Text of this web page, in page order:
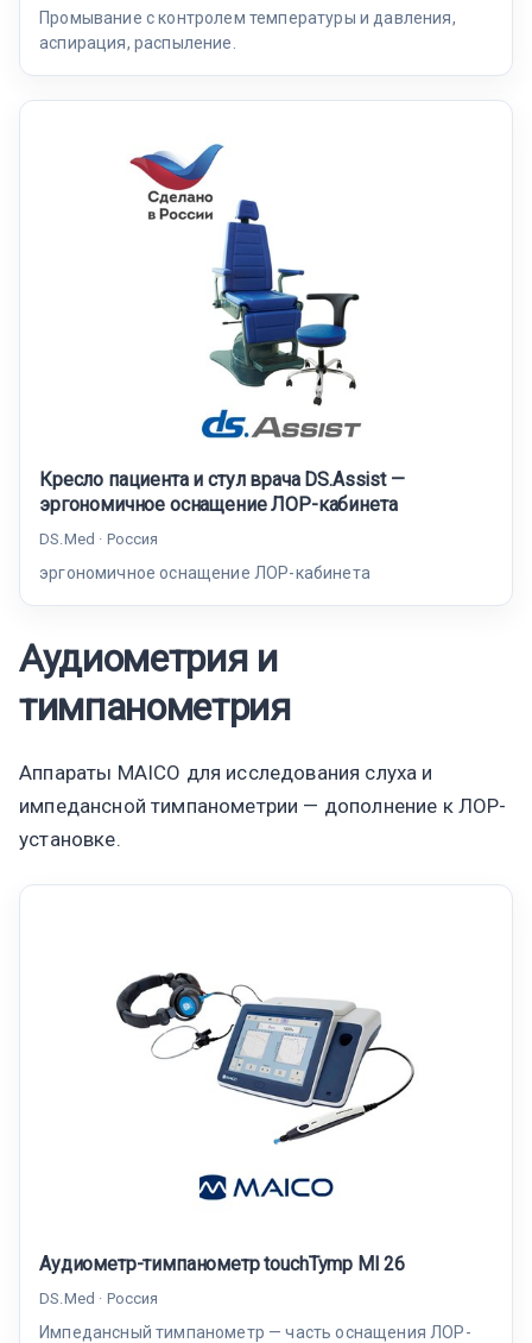
Промывание с контролем температуры и давления,
аспирация, распыление.
Кресло пациента и стул врача DS.Assist —
эргономичное оснащение ЛОР-кабинета
DS.Med · Россия
эргономичное оснащение ЛОР-кабинета
Аудиометрия и
тимпанометрия
Аппараты MAICO для исследования слуха и
импедансной тимпанометрии — дополнение к ЛОР-
установке.
Аудиометр-тимпанометр touchTymp MI 26
DS.Med · Россия
Импедансный тимпанометр — часть оснащения ЛОР-